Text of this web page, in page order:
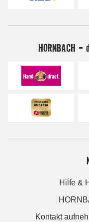
HORNBACH
Hilfe &
Kontakt